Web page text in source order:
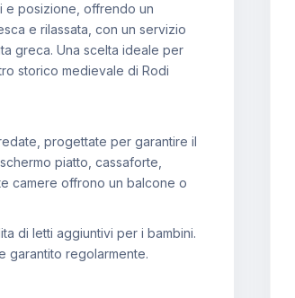
e posizione, offrendo un
e rilassata, con un servizio
greca. Una scelta ideale per
storico medievale di Rodi
progettate per garantire il
piatto, cassaforte,
camere offrono un balcone o
di letti aggiuntivi per i bambini.
garantito regolarmente.